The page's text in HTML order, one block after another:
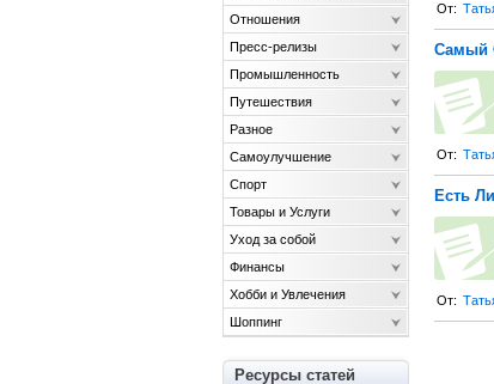
От:
Самый
От:
Есть
От:
Отношения
Пресс-релизы
Промышленность
Путешествия
Разное
Самоулучшение
Спорт
Товары и Услуги
Уход за собой
Финансы
Хобби и Увлечения
Шоппинг
Ресурсы статей